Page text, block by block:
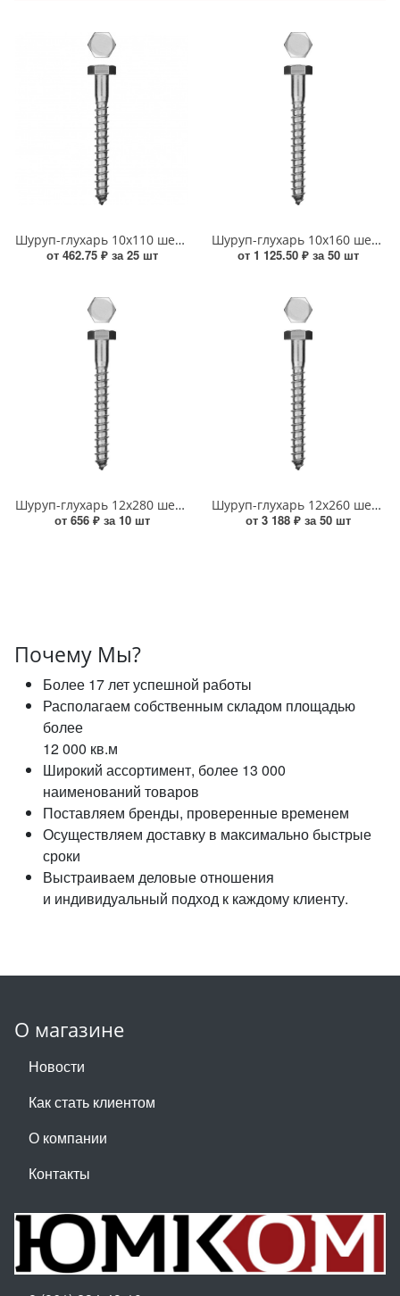
Шуруп-глухарь 10х110 шестигранный оцинкованный УТ000016634
от 462.75 ₽ за 25 шт
Шуруп-глухарь 10х160 шестигранный оцинкованный УТ000016638
от 1 125.50 ₽ за 50 шт
Шуруп-глухарь 12х280 шестигранный оцинкованный УТ000016657
от 656 ₽ за 10 шт
Шуруп-глухарь 12х260 шестигранный оцинкованный УТ000016656
от 3 188 ₽ за 50 шт
Почему Мы?
Более 17 лет успешной работы
Располагаем собственным складом площадью
более
12 000 кв.м
Широкий ассортимент, более 13 000
наименований товаров
Поставляем бренды, проверенные временем
Осуществляем доставку в максимально быстрые
сроки
Выстраиваем деловые отношения
и индивидуальный подход к каждому клиенту.
О магазине
Новости
Как стать клиентом
О компании
Контакты